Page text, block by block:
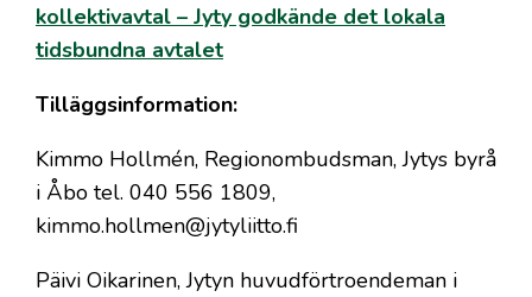
kollektivavtal – Jyty godkände det lokala
tidsbundna avtalet
Tilläggsinformation:
Kimmo Hollmén, Regionombudsman, Jytys byrå
i Åbo tel. 040 556 1809,
kimmo.hollmen@jytyliitto.fi
Päivi Oikarinen, Jytyn huvudförtroendeman i